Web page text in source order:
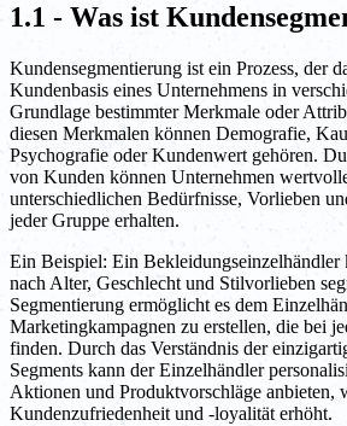
1.1 - Was ist
Kundensegmentierung ist ein Prozess, der
Kundenbasis eines Unternehmens in
Grundlage bestimmter Merkmale oder
diesen Merkmalen können Demografie,
Psychografie oder Kundenwert gehören.
von Kunden können Unternehmen
unterschiedlichen Bedürfnisse, Vorlieben
jeder Gruppe erhalten.
Ein Beispiel: Ein Bekleidungseinzelhändler
nach Alter, Geschlecht und Stilvorlieben
Segmentierung ermöglicht es dem
Marketingkampagnen zu erstellen, die bei
finden. Durch das Verständnis der
Segments kann der Einzelhändler
Aktionen und Produktvorschläge anbieten,
Kundenzufriedenheit und -loyalität erhöht.